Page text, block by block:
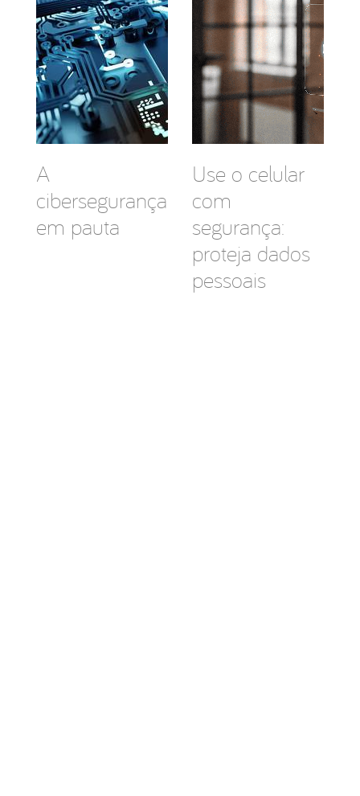
A
cibersegurança
em pauta
Use o celular
com
segurança:
proteja dados
pessoais